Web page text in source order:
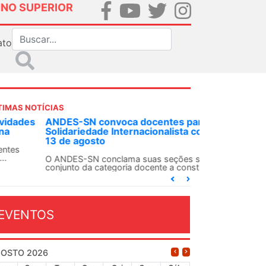
SUPERIOR
NOTÍCIAS
SN convoca docentes para Dia de
Internacionalista com Cuba em
de agosto
SN conclama suas seções sindicais e o
da categoria docente a construírem, no